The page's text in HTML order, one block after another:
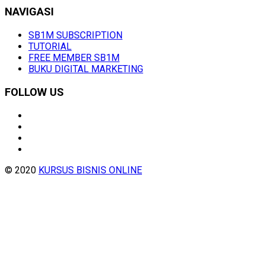
NAVIGASI
SB1M SUBSCRIPTION
TUTORIAL
FREE MEMBER SB1M
BUKU DIGITAL MARKETING
FOLLOW US
© 2020 KURSUS BISNIS ONLINE